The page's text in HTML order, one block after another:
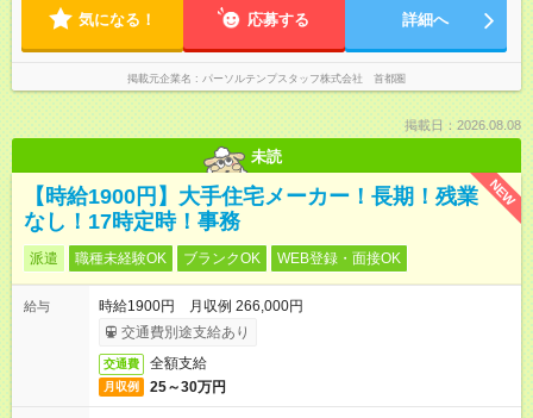
気になる！ 応募する 詳細へ
掲載元企業名 パーソルテンプスタッフ株式会社 首都圏
掲載日：2026.08.08
未読
NEW
【時給1900円】大手住宅メーカー！長期！残業
なし！17時定時！事務
派遣 職種未経験OK ブランクOK WEB登録・面接OK
給与
時給1900円 月収例 266,000円
交通費別途支給あり
交通費 全額支給
月収例 25～30万円